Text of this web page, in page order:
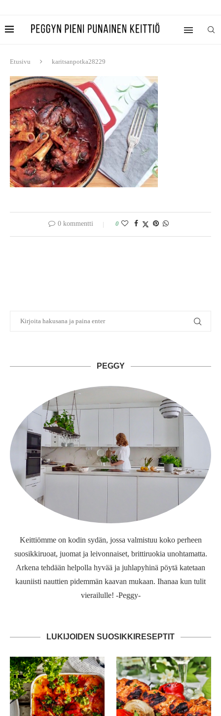
Etusivu karitsanpotka28229
0 kommentti 0
PEGGY
Keittiömme on kodin sydän, jossa valmistuu koko perheen
suosikkiruoat, juomat ja leivonnaiset, brittiruokia unohtamatta.
Arkena tehdään helpolla hyvää ja juhlapyhinä pöytä katetaan
kauniisti nauttien pidemmän kaavan mukaan. Ihanaa kun tulit
vierailulle! -Peggy-
LUKIJOIDEN SUOSIKKIRESEPTIT